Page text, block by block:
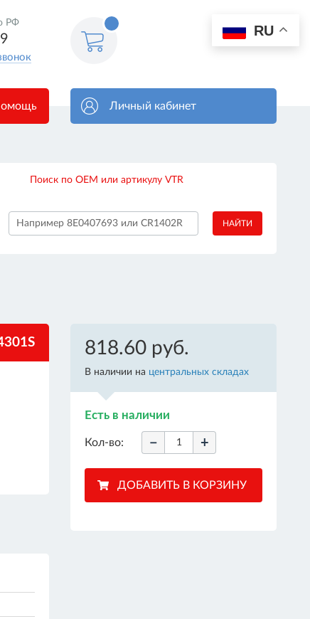
RU
РФ
Личный кабинет
Поиск по OEM или артикулу VTR
НАЙТИ
818.60 руб.
В наличии на центральных складах
Есть в наличии
Кол-во: − +